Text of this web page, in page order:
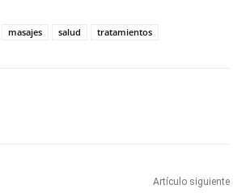
masajes salud tratamientos
Artículo siguiente